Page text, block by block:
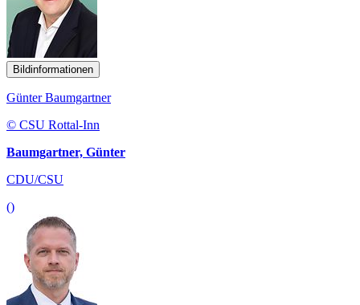
Bildinformationen
Günter Baumgartner
© CSU Rottal-Inn
Baumgartner, Günter
CDU/CSU
()